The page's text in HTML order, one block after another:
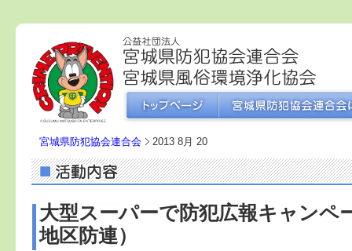
宮城県防犯協会連合会 2013 8月 20
大型スーパーで防犯広報キャンペ
地区防連）